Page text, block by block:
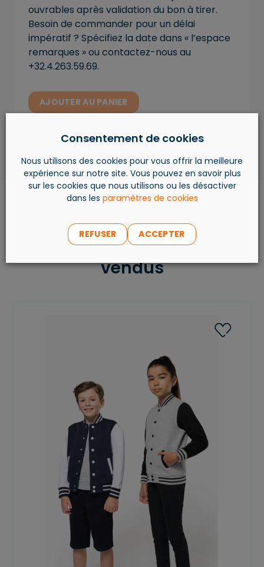
ouvrables après validation du bon à tirer.
Besoin de commander pour un délai
impératif ? Spécifiez la date dans « l’espace
remarques » ou contactez-nous au
+32.4.263.59.69.
AJOUTER AU PANIER
Les produits les plus
vendus
Consentement de cookies
Nous utilisons des cookies pour vous offrir la meilleure
expérience sur notre site. Vous pouvez en savoir plus
sur les cookies que nous utilisons ou les désactiver
dans les paramètres de cookies
REFUSER ACCEPTER